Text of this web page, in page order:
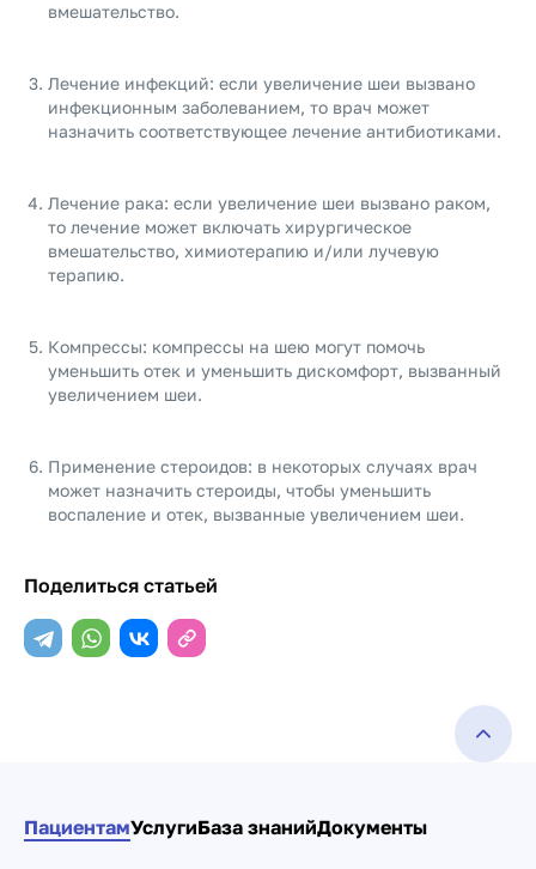
вмешательство.
Лечение инфекций: если увеличение шеи вызвано
инфекционным заболеванием, то врач может
назначить соответствующее лечение антибиотиками.
Лечение рака: если увеличение шеи вызвано раком,
то лечение может включать хирургическое
вмешательство, химиотерапию и/или лучевую
терапию.
Компрессы: компрессы на шею могут помочь
уменьшить отек и уменьшить дискомфорт, вызванный
увеличением шеи.
Применение стероидов: в некоторых случаях врач
может назначить стероиды, чтобы уменьшить
воспаление и отек, вызванные увеличением шеи.
Поделиться статьей
ПациентамУслугиБаза знанийДокументы